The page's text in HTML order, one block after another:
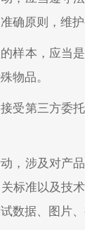
确原则，维
样本，应当
物品。
受第三方委
，涉及对产
标准以及技
数据、图片